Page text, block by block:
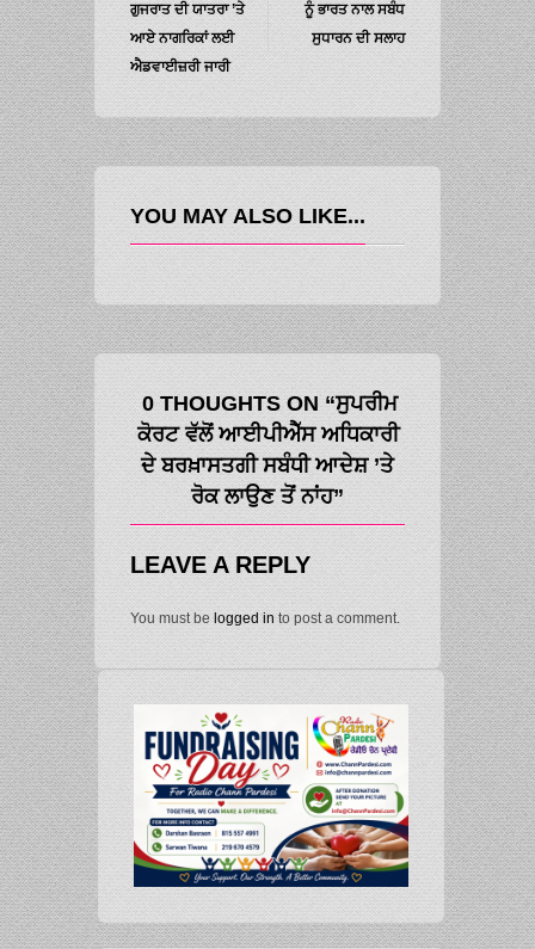
ਗੁਜਰਾਤ ਦੀ ਯਾਤਰਾ ’ਤੇ
ਆਏ ਨਾਗਰਿਕਾਂ ਲਈ
ਐਡਵਾਈਜ਼ਰੀ ਜਾਰੀ
ਨੂੰ ਭਾਰਤ ਨਾਲ ਸਬੰਧ
ਸੁਧਾਰਨ ਦੀ ਸਲਾਹ
YOU MAY ALSO LIKE...
0 THOUGHTS ON “ਸੁਪਰੀਮ
ਕੋਰਟ ਵੱਲੋਂ ਆਈਪੀਐੱਸ ਅਧਿਕਾਰੀ
ਦੇ ਬਰਖ਼ਾਸਤਗੀ ਸਬੰਧੀ ਆਦੇਸ਼ ’ਤੇ
ਰੋਕ ਲਾਉਣ ਤੋਂ ਨਾਂਹ”
LEAVE A REPLY
You must be logged in to post a comment.